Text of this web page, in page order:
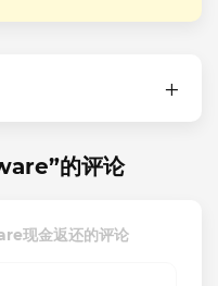
的评论
现金返还的评论